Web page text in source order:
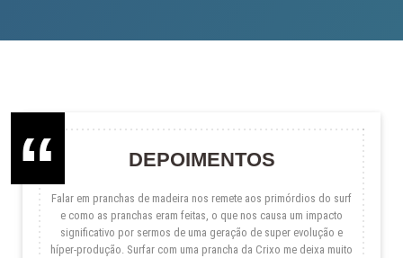
DEPOIMENTOS
Falar em pranchas de madeira nos remete aos primórdios do surf
e como as pranchas eram feitas, o que nos causa um impacto
significativo por sermos de uma geração de super evolução e
híper-produção. Surfar com uma prancha da Crixo me deixa muito